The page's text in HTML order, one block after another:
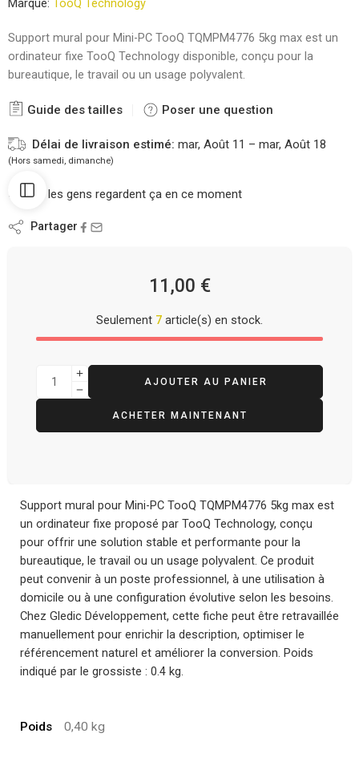
Marque: TooQ Technology
Support mural pour Mini-PC TooQ TQMPM4776 5kg max est un
ordinateur fixe TooQ Technology disponible, conçu pour la
bureautique, le travail ou un usage polyvalent.
Guide des tailles Poser une question
Délai de livraison estimé: mar, Août 11 – mar, Août 18
(Hors samedi, dimanche)
52 les gens regardent ça en ce moment
Partager
11,00 €
Seulement 7 article(s) en stock.
AJOUTER AU PANIER
ACHETER MAINTENANT
Support mural pour Mini-PC TooQ TQMPM4776 5kg max est
un ordinateur fixe proposé par TooQ Technology, conçu
pour offrir une solution stable et performante pour la
bureautique, le travail ou un usage polyvalent. Ce produit
peut convenir à un poste professionnel, à une utilisation à
domicile ou à une configuration évolutive selon les besoins.
Chez Gledic Développement, cette fiche peut être retravaillée
manuellement pour enrichir la description, optimiser le
référencement naturel et améliorer la conversion. Poids
indiqué par le grossiste : 0.4 kg.
Poids 0,40 kg